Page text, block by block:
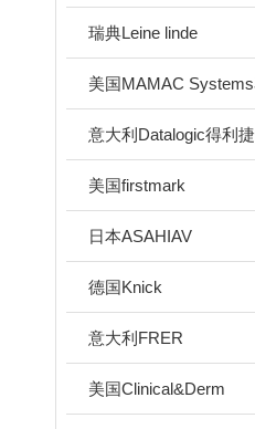
瑞典Leine linde
意大利Datalogic得利捷
美国firstmark
日本ASAHIAV
德国Knick
意大利FRER
美国Clinical&Derm